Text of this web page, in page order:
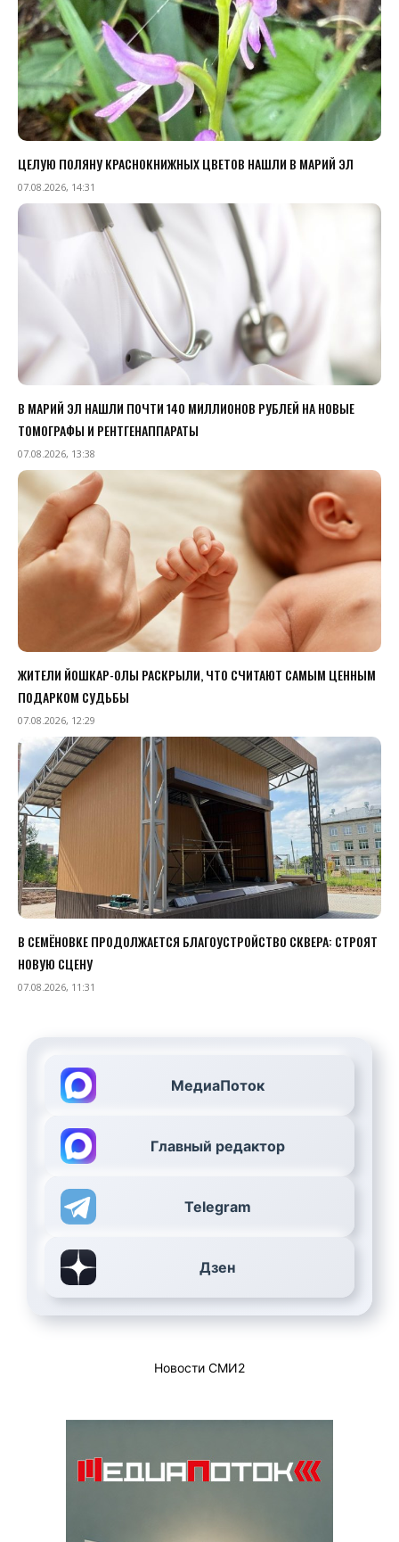
ЦЕЛУЮ ПОЛЯНУ КРАСНОКНИЖНЫХ ЦВЕТОВ НАШЛИ В МАРИЙ ЭЛ
07.08.2026, 14:31
В МАРИЙ ЭЛ НАШЛИ ПОЧТИ 140 МИЛЛИОНОВ РУБЛЕЙ НА НОВЫЕ
ТОМОГРАФЫ И РЕНТГЕНАППАРАТЫ
07.08.2026, 13:38
ЖИТЕЛИ ЙОШКАР-ОЛЫ РАСКРЫЛИ, ЧТО СЧИТАЮТ САМЫМ ЦЕННЫМ
ПОДАРКОМ СУДЬБЫ
07.08.2026, 12:29
В СЕМЁНОВКЕ ПРОДОЛЖАЕТСЯ БЛАГОУСТРОЙСТВО СКВЕРА: СТРОЯТ
НОВУЮ СЦЕНУ
07.08.2026, 11:31
МедиаПоток
Главный редактор
Telegram
Дзен
Новости СМИ2